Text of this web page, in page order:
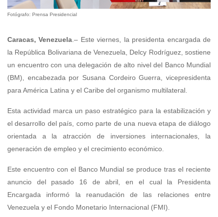
Fotógrafo: Prensa Presidencial
Caracas, Venezuela .– Este viernes, la presidenta encargada de
la República Bolivariana de Venezuela, Delcy Rodríguez, sostiene
un encuentro con una delegación de alto nivel del Banco Mundial
(BM), encabezada por Susana Cordeiro Guerra, vicepresidenta
para América Latina y el Caribe del organismo multilateral.
Esta actividad marca un paso estratégico para la estabilización y
el desarrollo del país, como parte de una nueva etapa de diálogo
orientada a la atracción de inversiones internacionales, la
generación de empleo y el crecimiento económico.
Este encuentro con el Banco Mundial se produce tras el reciente
anuncio del pasado 16 de abril, en el cual la Presidenta
Encargada informó la reanudación de las relaciones entre
Venezuela y el Fondo Monetario Internacional (FMI).